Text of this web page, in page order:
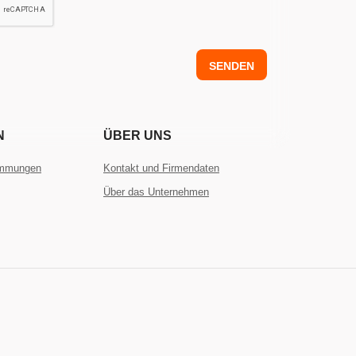
SENDEN
ÜBER UNS
Kontakt und Firmendaten
Über das Unternehmen